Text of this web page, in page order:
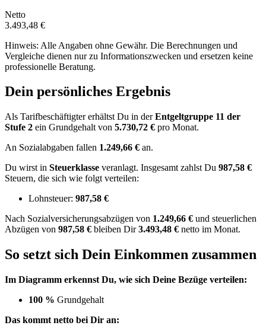
Netto
3.493,48 €
Hinweis: Alle Angaben ohne Gewähr. Die Berechnungen und
Vergleiche dienen nur zu Informationszwecken und ersetzen keine
professionelle Beratung.
Dein persönliches Ergebnis
Als Tarifbeschäftigter erhältst Du in derEntgeltgruppe 11 der
Stufe 2 ein Grundgehalt von 5.730,72 € pro Monat.
An Sozialabgaben fallen 1.249,66 € an.
Du wirst in Steuerklasse veranlagt. Insgesamt zahlst Du 987,58 €
Steuern, die sich wie folgt verteilen:
Lohnsteuer: 987,58 €
Nach Sozialversicherungsabzügen von 1.249,66 € und steuerlichen
Abzügen von 987,58 € bleiben Dir3.493,48 € netto im Monat.
So setzt sich Dein Einkommen zusammen
Im Diagramm erkennst Du, wie sich Deine Bezüge verteilen:
100 % Grundgehalt
Das kommt netto bei Dir an: